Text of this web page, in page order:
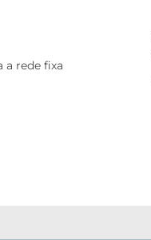
a rede fixa